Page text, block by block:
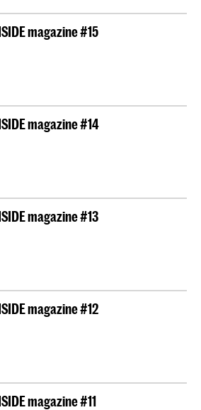
magazine #15
magazine #14
magazine #13
magazine #12
magazine #11